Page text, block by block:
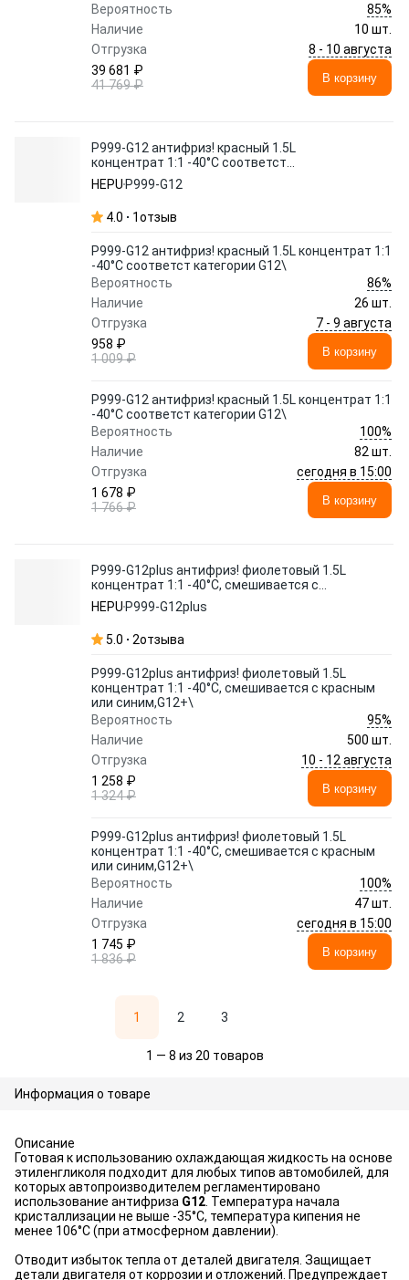
Вероятность
85%
Наличие
10 шт.
Отгрузка
8 - 10 августа
39 681 ₽
41 769 ₽
В корзину
P999-G12 антифриз! красный 1.5L
концентрат 1:1 -40°C соответст
категории G12\
HEPU P999-G12
4.0 1отзыв
P999-G12 антифриз! красный 1.5L концентрат 1:1
-40°C соответст категории G12\
Вероятность
86%
Наличие
26 шт.
Отгрузка
7 - 9 августа
958 ₽
1 009 ₽
В корзину
P999-G12 антифриз! красный 1.5L концентрат 1:1
-40°C соответст категории G12\
Вероятность
100%
Наличие
82 шт.
Отгрузка
сегодня в 15:00
1 678 ₽
1 766 ₽
В корзину
P999-G12plus антифриз! фиолетовый 1.5L
концентрат 1:1 -40°C, смешивается с
красным или синим,G12+\
HEPU P999-G12plus
5.0 2отзыва
P999-G12plus антифриз! фиолетовый 1.5L
концентрат 1:1 -40°C, смешивается с красным
или синим,G12+\
Вероятность
95%
Наличие
500 шт.
Отгрузка
10 - 12 августа
1 258 ₽
1 324 ₽
В корзину
P999-G12plus антифриз! фиолетовый 1.5L
концентрат 1:1 -40°C, смешивается с красным
или синим,G12+\
Вероятность
100%
Наличие
47 шт.
Отгрузка
сегодня в 15:00
1 745 ₽
1 836 ₽
В корзину
1 2 3
1 — 8 из 20 товаров
Информация о товаре
Описание
Готовая к использованию охлаждающая жидкость на основе
этиленгликоля подходит для любых типов автомобилей, для
которых автопроизводителем регламентировано
использование антифриза G12 . Температура начала
кристаллизации не выше -35°С, температура кипения не
менее 106°С (при атмосферном давлении).
Отводит избыток тепла от деталей двигателя. Защищает
детали двигателя от коррозии и отложений. Предупреждает